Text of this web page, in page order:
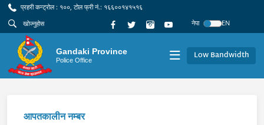
प्रहरी कन्ट्रोल : १००, टोल फ्री नं.: १६६००१४१५१६
नेपा
EN
Gandaki Province
Police Office Low Bandwidth
आपतकालीन नम्बर